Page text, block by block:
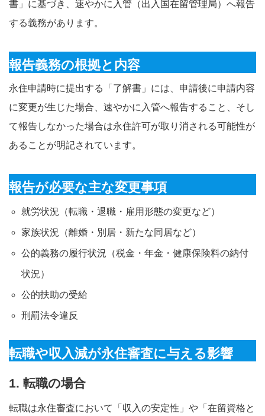
書」に基づき、速やかに入管（出入国在留管理局）へ報告
する義務があります。
報告義務の根拠と内容
永住申請時に提出する「了解書」には、申請後に申請内容
に変更が生じた場合、速やかに入管へ報告すること、そし
て報告しなかった場合は永住許可が取り消される可能性が
あることが明記されています。
報告が必要な主な変更事項
就労状況（転職・退職・雇用形態の変更など）
家族状況（離婚・別居・新たな同居など）
公的義務の履行状況（税金・年金・健康保険料の納付
状況）
公的扶助の受給
刑罰法令違反
転職や収入減が永住審査に与える影響
1. 転職の場合
転職は永住審査において「収入の安定性」や「在留資格と